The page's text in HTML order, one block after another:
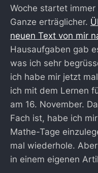
Woche startet
Ganze erträglicher.
neuen Text von mir
Hausaufgaben gab
was ich sehr
ich habe mir jetzt
ich mit dem Lernen
am 16. November.
Fach ist, habe ich
Mathe-Tage
mal wiederhole.
in einem eigenen